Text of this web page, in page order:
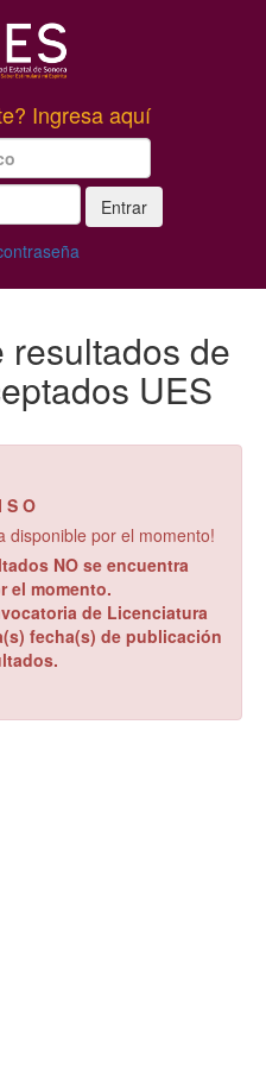
Ingresa aquí
Entrar
resultados de
UES
S O
disponible por el momento!
NO se encuentra
el momento.
de Licenciatura
fecha(s) de publicación